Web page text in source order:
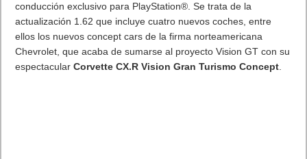
conducción exclusivo para PlayStation®. Se trata de la
actualización 1.62 que incluye cuatro nuevos coches, entre
ellos los nuevos concept cars de la firma norteamericana
Chevrolet, que acaba de sumarse al proyecto Vision GT con su
espectacularCorvette CX.R Vision Gran Turismo Concept.